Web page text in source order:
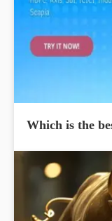
Which is the